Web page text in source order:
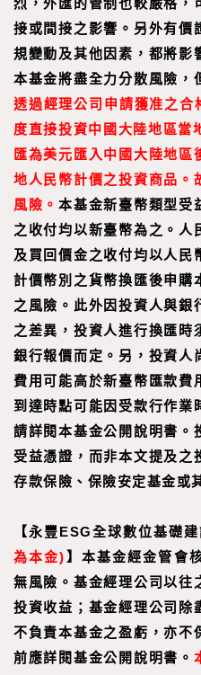
接或間接之影響。另外有價
規變動及其他因素，都將影
本基金將盡全力分散風險，
透過經理公司申請獲准之
度直接投資中國大陸地區當
匯為美元匯入中國大陸地區
地人民幣計價之投資商品。
風險。本基金新臺幣類型受
之收付均以新臺幣為之。人
及買回價金之收付均以人民
計價幣別之貨幣換匯後申購
之風險。此外因投資人與銀
之差異，投資人進行換匯時
銀行報價而定。另，投資人
費用可能高於新臺幣匯款費
到達時點可能因受款行作業
請詳閱本基金公開說明書。
受益憑證，而非本文提及之
存款保險、保險安定基金或
【永豐ESG全球數位基礎
為本金) 】 本基金經金管會
無風險。基金經理公司以往
投資收益；基金經理公司除
不負責本基金之盈虧，亦不
前應詳閱基金公開說明書。